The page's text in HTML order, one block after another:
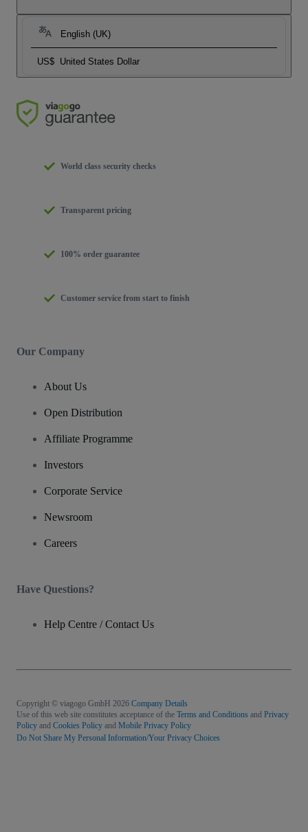
English (UK)
US$ United States Dollar
World class security checks
Transparent pricing
100% order guarantee
Customer service from start to finish
Our Company
About Us
Open Distribution
Affiliate Programme
Investors
Corporate Service
Newsroom
Careers
Have Questions?
Help Centre / Contact Us
Copyright © viagogo GmbH 2026 Company Details
Use of this web site constitutes acceptance of the Terms and Conditions and Privacy
Policy and Cookies Policy and Mobile Privacy Policy
Do Not Share My Personal Information/Your Privacy Choices